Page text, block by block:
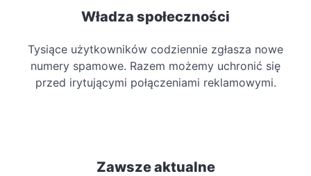
Władza społeczności
Tysiące użytkowników codziennie zgłasza nowe
numery spamowe. Razem możemy uchronić się
przed irytującymi połączeniami reklamowymi.
Zawsze aktualne